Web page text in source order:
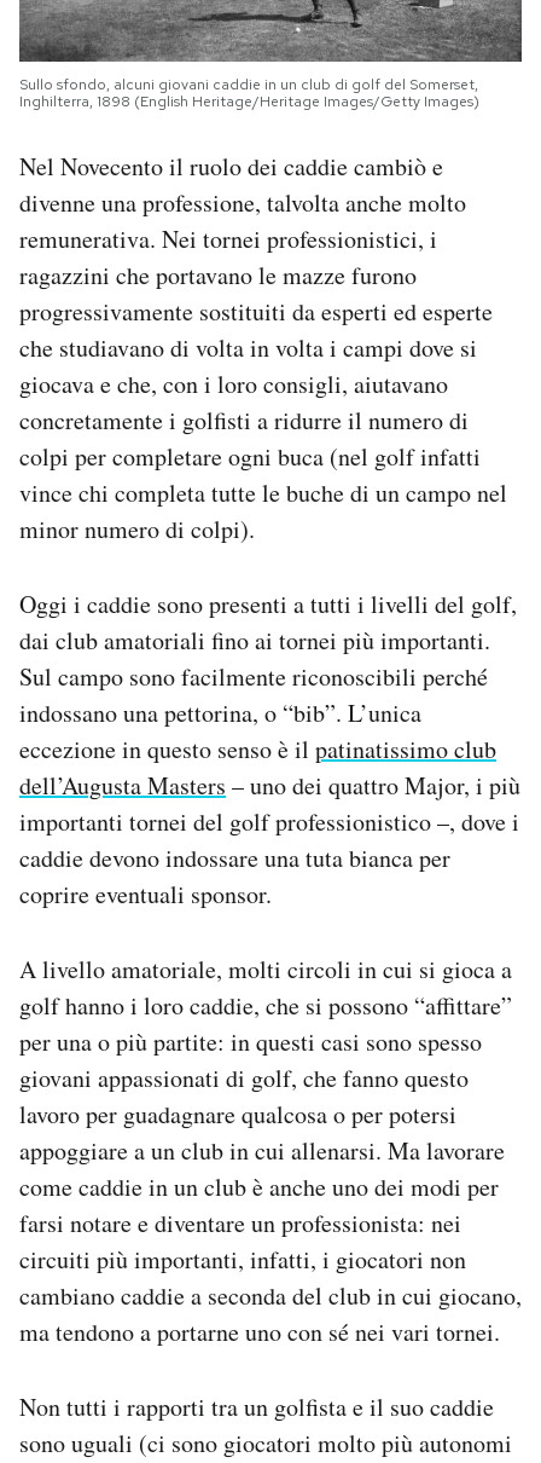
Sullo sfondo, alcuni giovani caddie in un club di golf del Somerset,
Inghilterra, 1898 (English Heritage/Heritage Images/Getty Images)
Nel Novecento il ruolo dei caddie cambiò e
divenne una professione, talvolta anche molto
remunerativa. Nei tornei professionistici, i
ragazzini che portavano le mazze furono
progressivamente sostituiti da esperti ed esperte
che studiavano di volta in volta i campi dove si
giocava e che, con i loro consigli, aiutavano
concretamente i golfisti a ridurre il numero di
colpi per completare ogni buca (nel golf infatti
vince chi completa tutte le buche di un campo nel
minor numero di colpi).
Oggi i caddie sono presenti a tutti i livelli del golf,
dai club amatoriali fino ai tornei più importanti.
Sul campo sono facilmente riconoscibili perché
indossano una pettorina, o “bib”. L’unica
eccezione in questo senso è il patinatissimo club
dell’Augusta Masters – uno dei quattro Major, i più
importanti tornei del golf professionistico –, dove i
caddie devono indossare una tuta bianca per
coprire eventuali sponsor.
A livello amatoriale, molti circoli in cui si gioca a
golf hanno i loro caddie, che si possono “affittare”
per una o più partite: in questi casi sono spesso
giovani appassionati di golf, che fanno questo
lavoro per guadagnare qualcosa o per potersi
appoggiare a un club in cui allenarsi. Ma lavorare
come caddie in un club è anche uno dei modi per
farsi notare e diventare un professionista: nei
circuiti più importanti, infatti, i giocatori non
cambiano caddie a seconda del club in cui giocano,
ma tendono a portarne uno con sé nei vari tornei.
Non tutti i rapporti tra un golfista e il suo caddie
sono uguali (ci sono giocatori molto più autonomi